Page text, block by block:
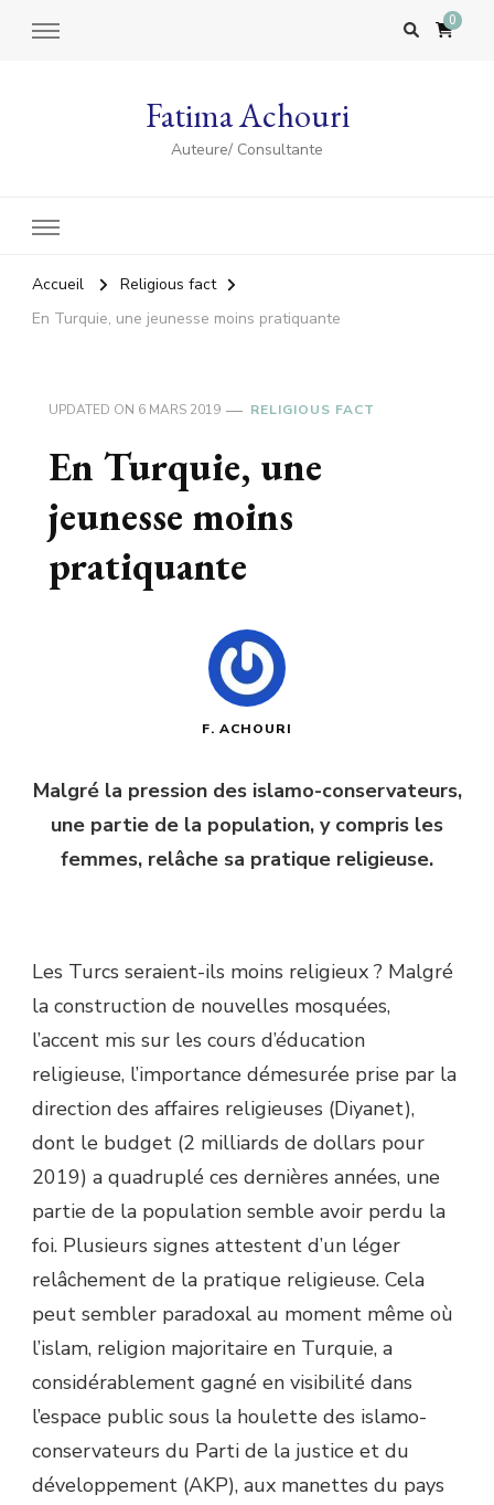
0
Fatima Achouri
Auteure/ Consultante
Accueil
Religious fact
En Turquie, une jeunesse moins pratiquante
UPDATED ON 6 MARS 2019 RELIGIOUS FACT
En Turquie, une
jeunesse moins
pratiquante
F. ACHOURI
Malgré la pression des islamo-conservateurs,
une partie de la population, y compris les
femmes, relâche sa pratique religieuse.
Les Turcs seraient-ils moins religieux ? Malgré
la construction de nouvelles mosquées,
l’accent mis sur les cours d’éducation
religieuse, l’importance démesurée prise par la
direction des affaires religieuses (Diyanet),
dont le budget (2 milliards de dollars pour
2019) a quadruplé ces dernières années, une
partie de la population semble avoir perdu la
foi. Plusieurs signes attestent d’un léger
relâchement de la pratique religieuse. Cela
peut sembler paradoxal au moment même où
l’islam, religion majoritaire en Turquie, a
considérablement gagné en visibilité dans
l’espace public sous la houlette des islamo-
conservateurs du Parti de la justice et du
développement (AKP), aux manettes du pays